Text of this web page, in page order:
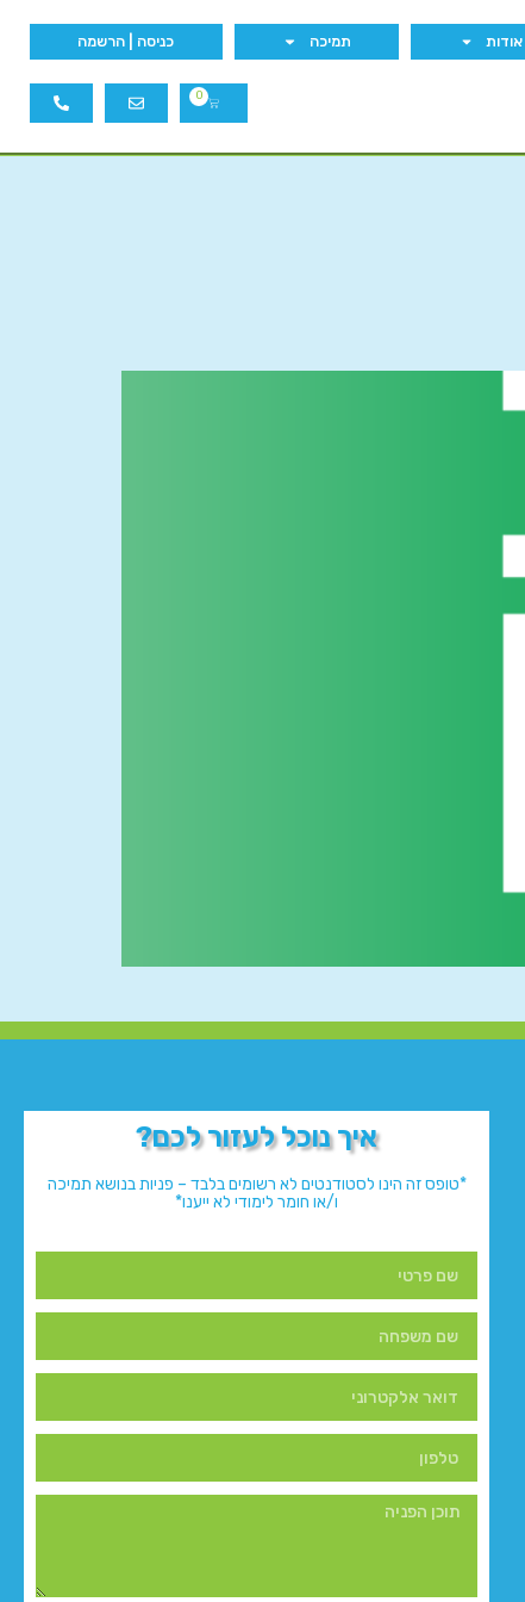
אודות תמיכה כניסה | הרשמה
0
איך נוכל לעזור לכם?
*טופס זה הינו לסטודנטים לא רשומים בלבד – פניות בנושא תמיכה
ו/או חומר לימודי לא ייענו*